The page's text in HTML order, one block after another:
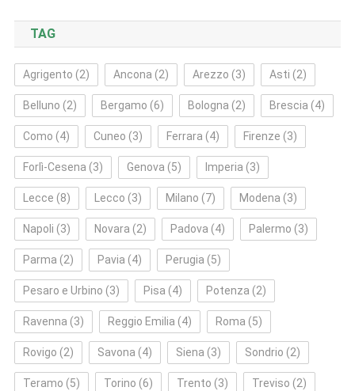
TAG
Agrigento (2) Ancona (2) Arezzo (3) Asti (2)
Belluno (2) Bergamo (6) Bologna (2) Brescia (4)
Como (4) Cuneo (3) Ferrara (4) Firenze (3)
Forlì‑Cesena (3) Genova (5) Imperia (3)
Lecce (8) Lecco (3) Milano (7) Modena (3)
Napoli (3) Novara (2) Padova (4) Palermo (3)
Parma (2) Pavia (4) Perugia (5)
Pesaro e Urbino (3) Pisa (4) Potenza (2)
Ravenna (3) Reggio Emilia (4) Roma (5)
Rovigo (2) Savona (4) Siena (3) Sondrio (2)
Teramo (5) Torino (6) Trento (3) Treviso (2)